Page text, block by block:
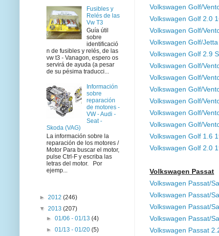
Volkswagen Golf/
Volkswagen Golf 2.0
Volkswagen Golf/
Volkswagen Golf/
Volkswagen Golf 2.9
Volkswagen Golf/
Volkswagen Golf/
Volkswagen Golf/
Volkswagen Golf/
Volkswagen Golf/
Volkswagen Golf/
Volkswagen Golf 1.6
Volkswagen Golf 2.0
Volkswagen Passat
Volkswagen Passat/
Volkswagen Passat/
Volkswagen Passat/
Volkswagen Passat/
Volkswagen Passat
Fusibles y
Relés de las
Vw T3
Guía útil
sobre
identificació
n de fusibles y relés, de las
vw t3 - Vanagon, espero os
servirá de ayuda (a pesar
de su pésima traducci...
Información
sobre
reparación
de motores -
VW - Audi -
Seat -
Skoda (VAG)
La información sobre la
reparación de los motores /
Motor Para buscar el motor,
pulse Ctrl-F y escriba las
letras del motor. Por
ejemp...
► 2012 (246)
▼ 2013 (207)
►01/06 - 01/13(4)
►01/13 - 01/20(5)